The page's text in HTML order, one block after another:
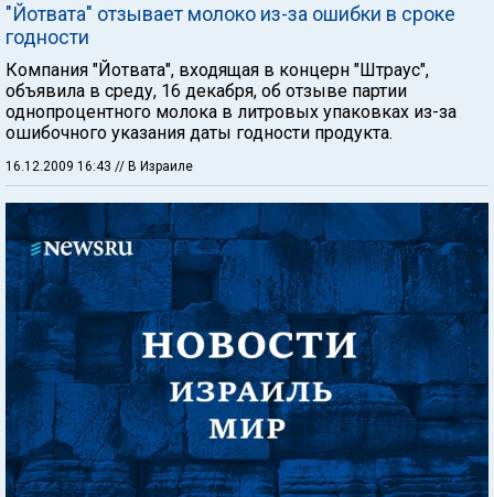
"Йотвата" отзывает молоко из-за ошибки в сроке
годности
Компания "Йотвата", входящая в концерн "Штраус",
объявила в среду, 16 декабря, об отзыве партии
однопроцентного молока в литровых упаковках из-за
ошибочного указания даты годности продукта.
16.12.2009 16:43 // В Израиле